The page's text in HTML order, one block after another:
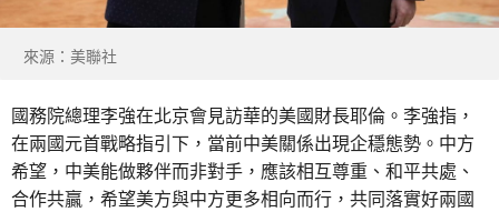
來源：美聯社
國務院總理李強在北京會見訪華的美國財長耶倫。李強指，
在兩國元首戰略指引下，當前中美關係出現企穩態勢。中方
希望，中美能做夥伴而非對手，應該相互尊重、和平共處、
合作共贏，希望美方與中方更多相向而行，共同落實好兩國